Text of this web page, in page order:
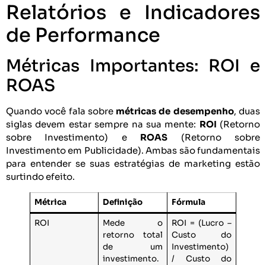
Relatórios e Indicadores
de Performance
Métricas Importantes: ROI e
ROAS
Quando você fala sobre métricas de desempenho, duas
siglas devem estar sempre na sua mente: ROI (Retorno
sobre Investimento) e ROAS (Retorno sobre
Investimento em Publicidade). Ambas são fundamentais
para entender se suas estratégias de marketing estão
surtindo efeito.
Métrica Definição Fórmula
ROI
Mede o
retorno total
de um
investimento.
ROI = (Lucro –
Custo do
Investimento)
/ Custo do